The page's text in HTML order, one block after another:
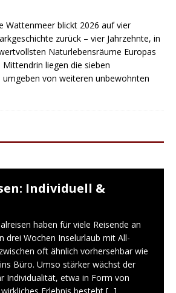
Wattenmeer blickt 2026 auf vier
zurück – vier Jahrzehnte, in
Naturlebensräume Europas
liegen die sieben
umgeben von weiteren unbewohnten
Individuell &
haben für viele Reisende an
drei Wochen Inselurlaub mit All-
oft ähnlich vorhersehbar wie
Büro. Umso stärker wächst der
Individualität, etwa in Form von